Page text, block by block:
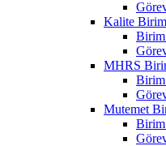
Kalite
Birim
MHRS
Birim
Mutemet
Birim